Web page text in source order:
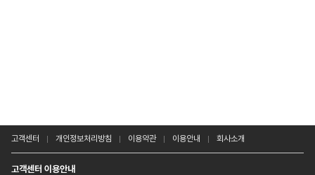
고객센터 개인정보처리방침 이용약관 이용안내 회사소개
고객센터 이용안내